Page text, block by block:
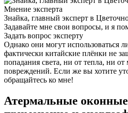
Мнение эксперта
Знайка, главный эксперт в
Задавайте мне свои вопросы, и я
Задать вопрос эксперту
Однако они могут использоваться
фактически китайские плёнки не
попадания света, ни от тепла, ни от
повреждений. Если же вы хотите
обращайтесь ко мне!
Атермальные